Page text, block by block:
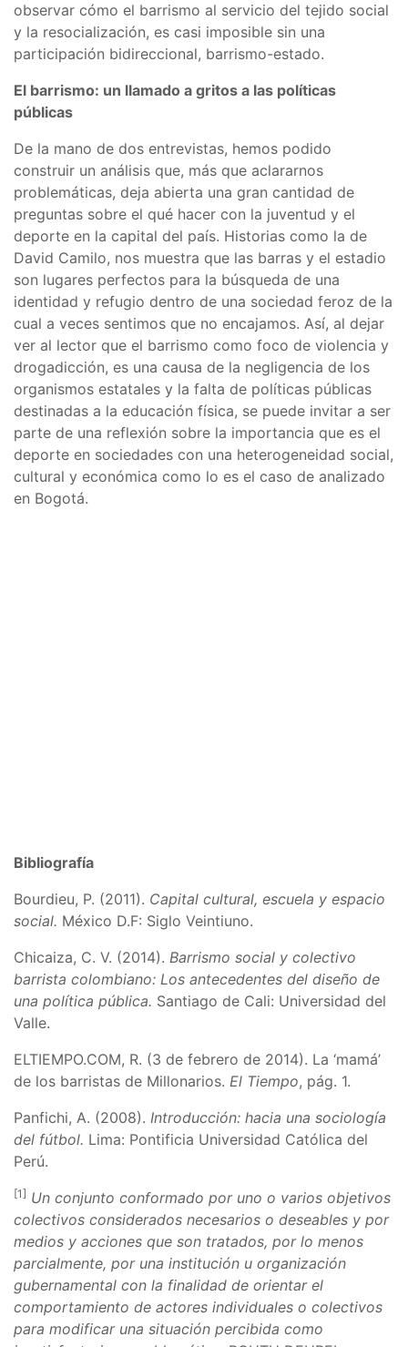
observar cómo el barrismo al servicio del tejido social
y la resocialización, es casi imposible sin una
participación bidireccional, barrismo-estado.
El barrismo: un llamado a gritos a las políticas
públicas
De la mano de dos entrevistas, hemos podido
construir un análisis que, más que aclararnos
problemáticas, deja abierta una gran cantidad de
preguntas sobre el qué hacer con la juventud y el
deporte en la capital del país. Historias como la de
David Camilo, nos muestra que las barras y el estadio
son lugares perfectos para la búsqueda de una
identidad y refugio dentro de una sociedad feroz de la
cual a veces sentimos que no encajamos. Así, al dejar
ver al lector que el barrismo como foco de violencia y
drogadicción, es una causa de la negligencia de los
organismos estatales y la falta de políticas públicas
destinadas a la educación física, se puede invitar a ser
parte de una reflexión sobre la importancia que es el
deporte en sociedades con una heterogeneidad social,
cultural y económica como lo es el caso de analizado
en Bogotá.
Bibliografía
Bourdieu, P. (2011). Capital cultural, escuela y espacio
social. México D.F: Siglo Veintiuno.
Chicaiza, C. V. (2014). Barrismo social y colectivo
barrista colombiano: Los antecedentes del diseño de
una política pública. Santiago de Cali: Universidad del
Valle.
ELTIEMPO.COM, R. (3 de febrero de 2014). La ‘mamá’
de los barristas de Millonarios. El Tiempo, pág. 1.
Panfichi, A. (2008). Introducción: hacia una sociología
del fútbol. Lima: Pontificia Universidad Católica del
Perú.
[1] Un conjunto conformado por uno o varios objetivos
colectivos considerados necesarios o deseables y por
medios y acciones que son tratados, por lo menos
parcialmente, por una institución u organización
gubernamental con la finalidad de orientar el
comportamiento de actores individuales o colectivos
para modificar una situación percibida como